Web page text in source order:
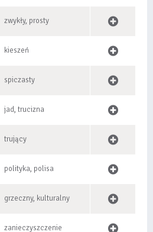
zwykły, prosty
kieszeń
spiczasty
jad, trucizna
trujący
polityka, polisa
grzeczny, kulturalny
zanieczyszczenie